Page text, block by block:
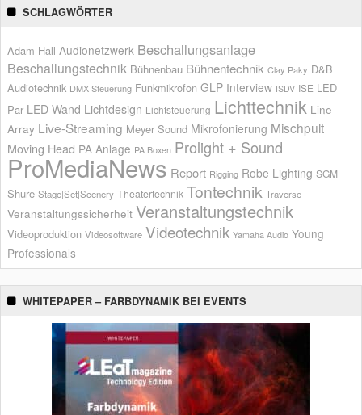
SCHLAGWÖRTER
Adam Hall Audionetzwerk Beschallungsanlage
Beschallungstechnik Bühnenbau Bühnentechnik Clay Paky D&B
Audiotechnik DMX Steuerung Funkmikrofon GLP Interview ISDV ISE LED
Par LED Wand Lichtdesign Lichtsteuerung Lichttechnik Line
Array Live-Streaming Meyer Sound Mikrofonierung Mischpult
Moving Head PA Anlage PA Boxen Prolight + Sound
ProMediaNews Report Rigging Robe Lighting SGM
Shure Stage|Set|Scenery Theatertechnik Tontechnik Traverse
Veranstaltungssicherheit Veranstaltungstechnik
Videoproduktion Videosoftware Videotechnik Yamaha Audio Young
Professionals
WHITEPAPER – FARBDYNAMIK BEI EVENTS